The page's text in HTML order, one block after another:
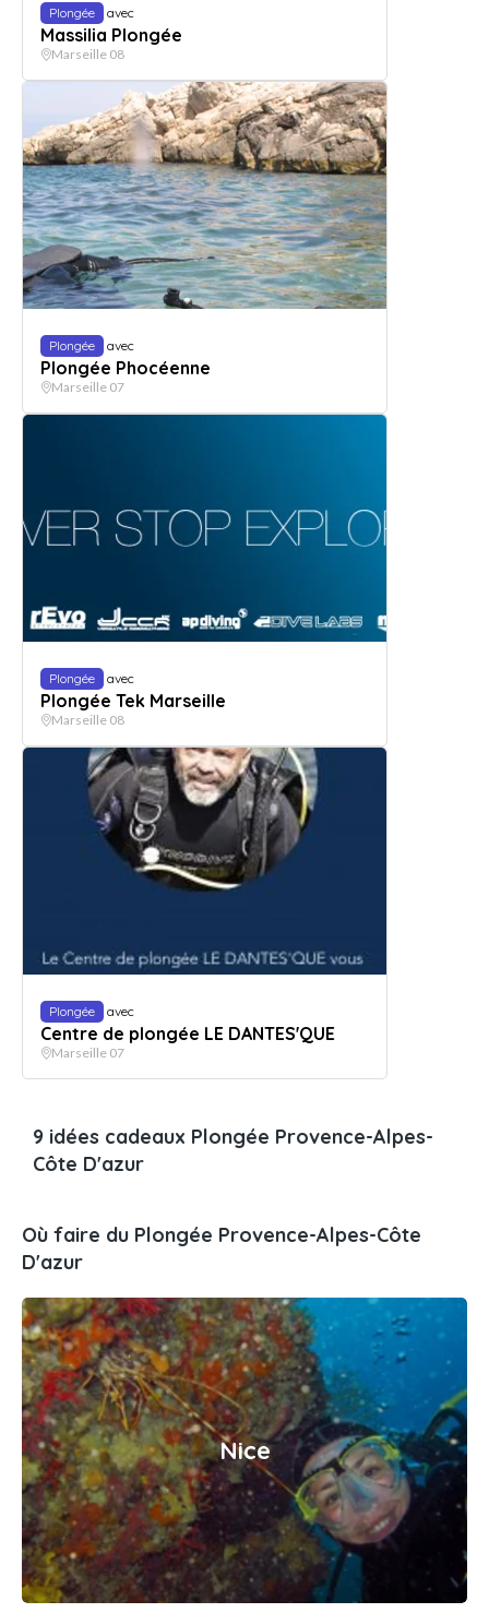
Plongée avec
Massilia Plongée
Marseille 08
Plongée avec
Plongée Phocéenne
Marseille 07
Plongée avec
Plongée Tek Marseille
Marseille 08
Plongée avec
Centre de plongée LE DANTES'QUE
Marseille 07
9 idées cadeaux Plongée Provence-Alpes-
Côte D'azur
Où faire du Plongée Provence-Alpes-Côte
D'azur
Nice